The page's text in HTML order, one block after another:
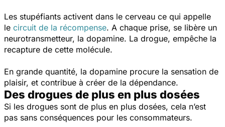
Les stupéfiants activent dans le cerveau ce qui appelle
le circuit de la récompense. A chaque prise, se libère un
neurotransmetteur, la dopamine. La drogue, empêche la
recapture de cette molécule.
En grande quantité, la dopamine procure la sensation de
plaisir, et contribue à créer de la dépendance.
Des drogues de plus en plus dosées
Si les drogues sont de plus en plus dosées, cela n’est
pas sans conséquences pour les consommateurs.